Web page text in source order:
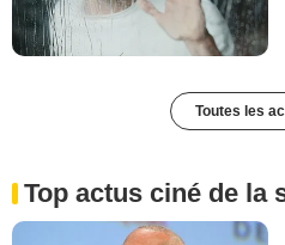
Toutes les
Top actus ciné de la